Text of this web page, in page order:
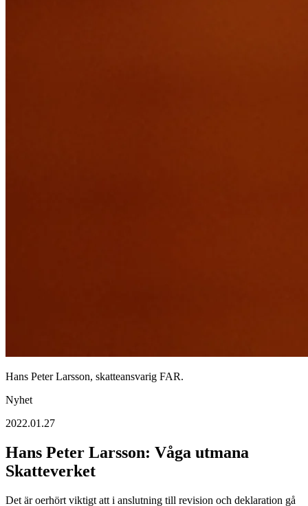
Hans Peter Larsson, skatteansvarig FAR.
Nyhet
2022.01.27
Hans Peter Larsson: Våga utmana
Skatteverket
Det är oerhört viktigt att i anslutning till revision och deklaration gå